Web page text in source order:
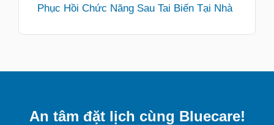
Phục Hồi Chức Năng Sau Tai Biến Tại Nhà
An tâm đặt lịch cùng Bluecare!